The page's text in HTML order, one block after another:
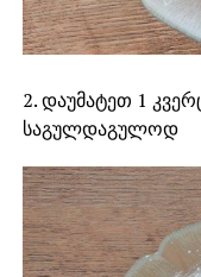
2. დაუმატეთ 1
საგულდაგულოდ